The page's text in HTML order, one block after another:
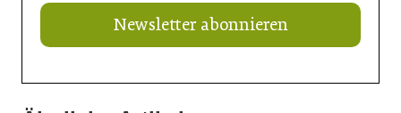
Newsletter abonnieren